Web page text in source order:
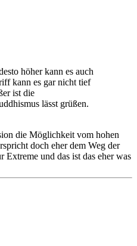
höher kann es auch
kann es gar nicht tief
ist die
lässt grüßen.
die Möglichkeit vom hohen
doch eher dem Weg der
Extreme und das ist das eher was